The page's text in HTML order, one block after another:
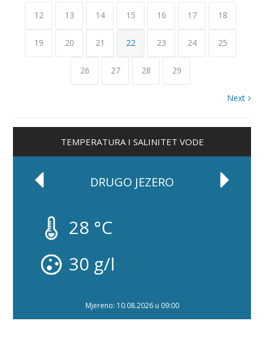
12
13 14 15 16 17 18
19 20 21 22 23 24 25
26 27 28 29
Next
TEMPERATURA I SALINITET VODE
DRUGO JEZERO
28 °C
30 g/l
Mjereno: 10.08.2026 u 09:00